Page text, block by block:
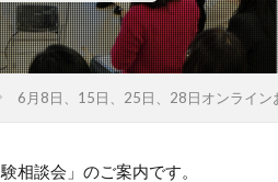
6月8日、15日、25日、28日オンライン
相談会」のご案内です。
検索